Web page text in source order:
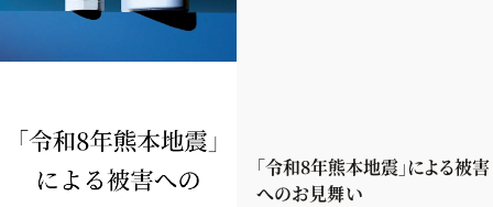
「令和8年熊本地震」による被害
へのお見舞い